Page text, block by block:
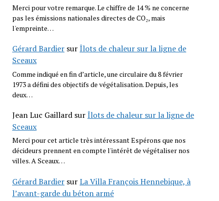
Merci pour votre remarque. Le chiffre de 14 % ne concerne
pas les émissions nationales directes de CO₂, mais
l'empreinte…
Gérard BardiersurÎlots de chaleur sur la ligne de
Sceaux
Comme indiqué en fin d’article, une circulaire du 8 février
1973 a défini des objectifs de végétalisation. Depuis, les
deux…
Jean Luc GaillardsurÎlots de chaleur sur la ligne de
Sceaux
Merci pour cet article très intéressant Espérons que nos
décideurs prennent en compte l'intérêt de végétaliser nos
villes. A Sceaux…
Gérard BardiersurLa Villa François Hennebique, à
l’avant-garde du béton armé